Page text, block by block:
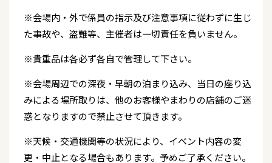
※会場内・外で係員の指示及び注意事項に従わずに生じ
た事故や、盗難等、主催者は一切責任を負いません。
※貴重品は各必ず各自で管理して下さい。
※会場周辺での深夜・早朝の泊まり込み、当日の座り込
みによる場所取りは、他のお客様やまわりの店舗のご迷
惑となりますので禁止させて頂きます。
※天候・交通機関等の状況により、イベント内容の変
更・中止となる場合もあります。予めご了承ください。